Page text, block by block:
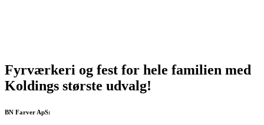
Fyrværkeri og fest for hele familien med
Koldings største udvalg!
BN Farver ApS: